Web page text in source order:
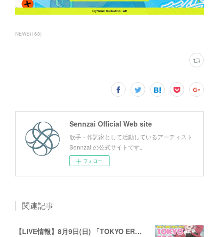
NEWS(168)
Sennzai Official Web site
歌手・作詞家として活動しているアーティスト
Sennzai の公式サイトです。
フォロー
関連記事
【LIVE情報】8月9日(日) 「TOKYO ERG SUMMIT VOL.61」に出演します！